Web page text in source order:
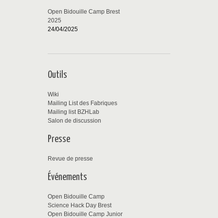
Open Bidouille Camp Brest
2025
24/04/2025
Outils
Wiki
Mailing List des Fabriques
Mailing list BZHLab
Salon de discussion
Presse
Revue de presse
Événements
Open Bidouille Camp
Science Hack Day Brest
Open Bidouille Camp Junior